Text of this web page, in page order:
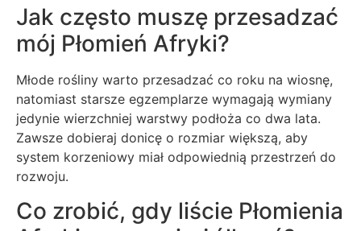
Jak często muszę przesadzać
mój Płomień Afryki?
Młode rośliny warto przesadzać co roku na wiosnę,
natomiast starsze egzemplarze wymagają wymiany
jedynie wierzchniej warstwy podłoża co dwa lata.
Zawsze dobieraj donicę o rozmiar większą, aby
system korzeniowy miał odpowiednią przestrzeń do
rozwoju.
Co zrobić, gdy liście Płomienia